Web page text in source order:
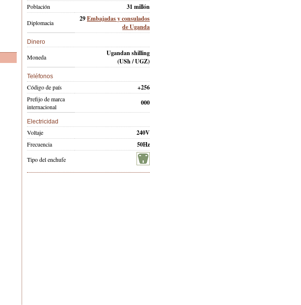
Población 31 millón
Diplomacia 29Embajadas y consulados
de Uganda
Dinero
Moneda
Ugandan shilling
(USh / UGZ)
Teléfonos
Código de país +256
Prefijo de marca
internacional
000
Electricidad
Voltaje 240V
Frecuencia 50Hz
Tipo del enchufe